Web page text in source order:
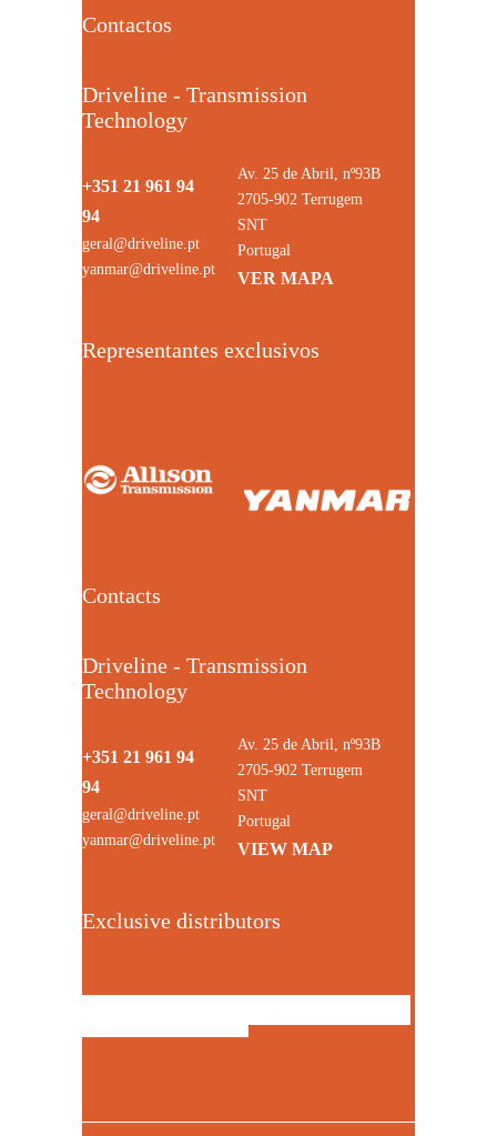
Contactos
Driveline - Transmission
Technology
+351 21 961 94
94
geral@driveline.pt
yanmar@driveline.pt
Av. 25 de Abril, nº93B
2705-902 Terrugem
SNT
Portugal
VER MAPA
Representantes exclusivos
Contacts
Driveline - Transmission
Technology
+351 21 961 94
94
geral@driveline.pt
yanmar@driveline.pt
Av. 25 de Abril, nº93B
2705-902 Terrugem
SNT
Portugal
VIEW MAP
Exclusive distributors